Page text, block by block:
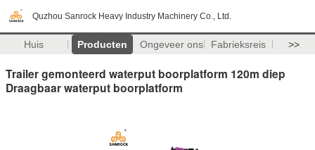
Quzhou Sanrock Heavy Industry Machinery Co., Ltd.
Huis Producten Ongeveer ons Fabrieksreis >>
Trailer gemonteerd waterput boorplatform 120m diep
Draagbaar waterput boorplatform